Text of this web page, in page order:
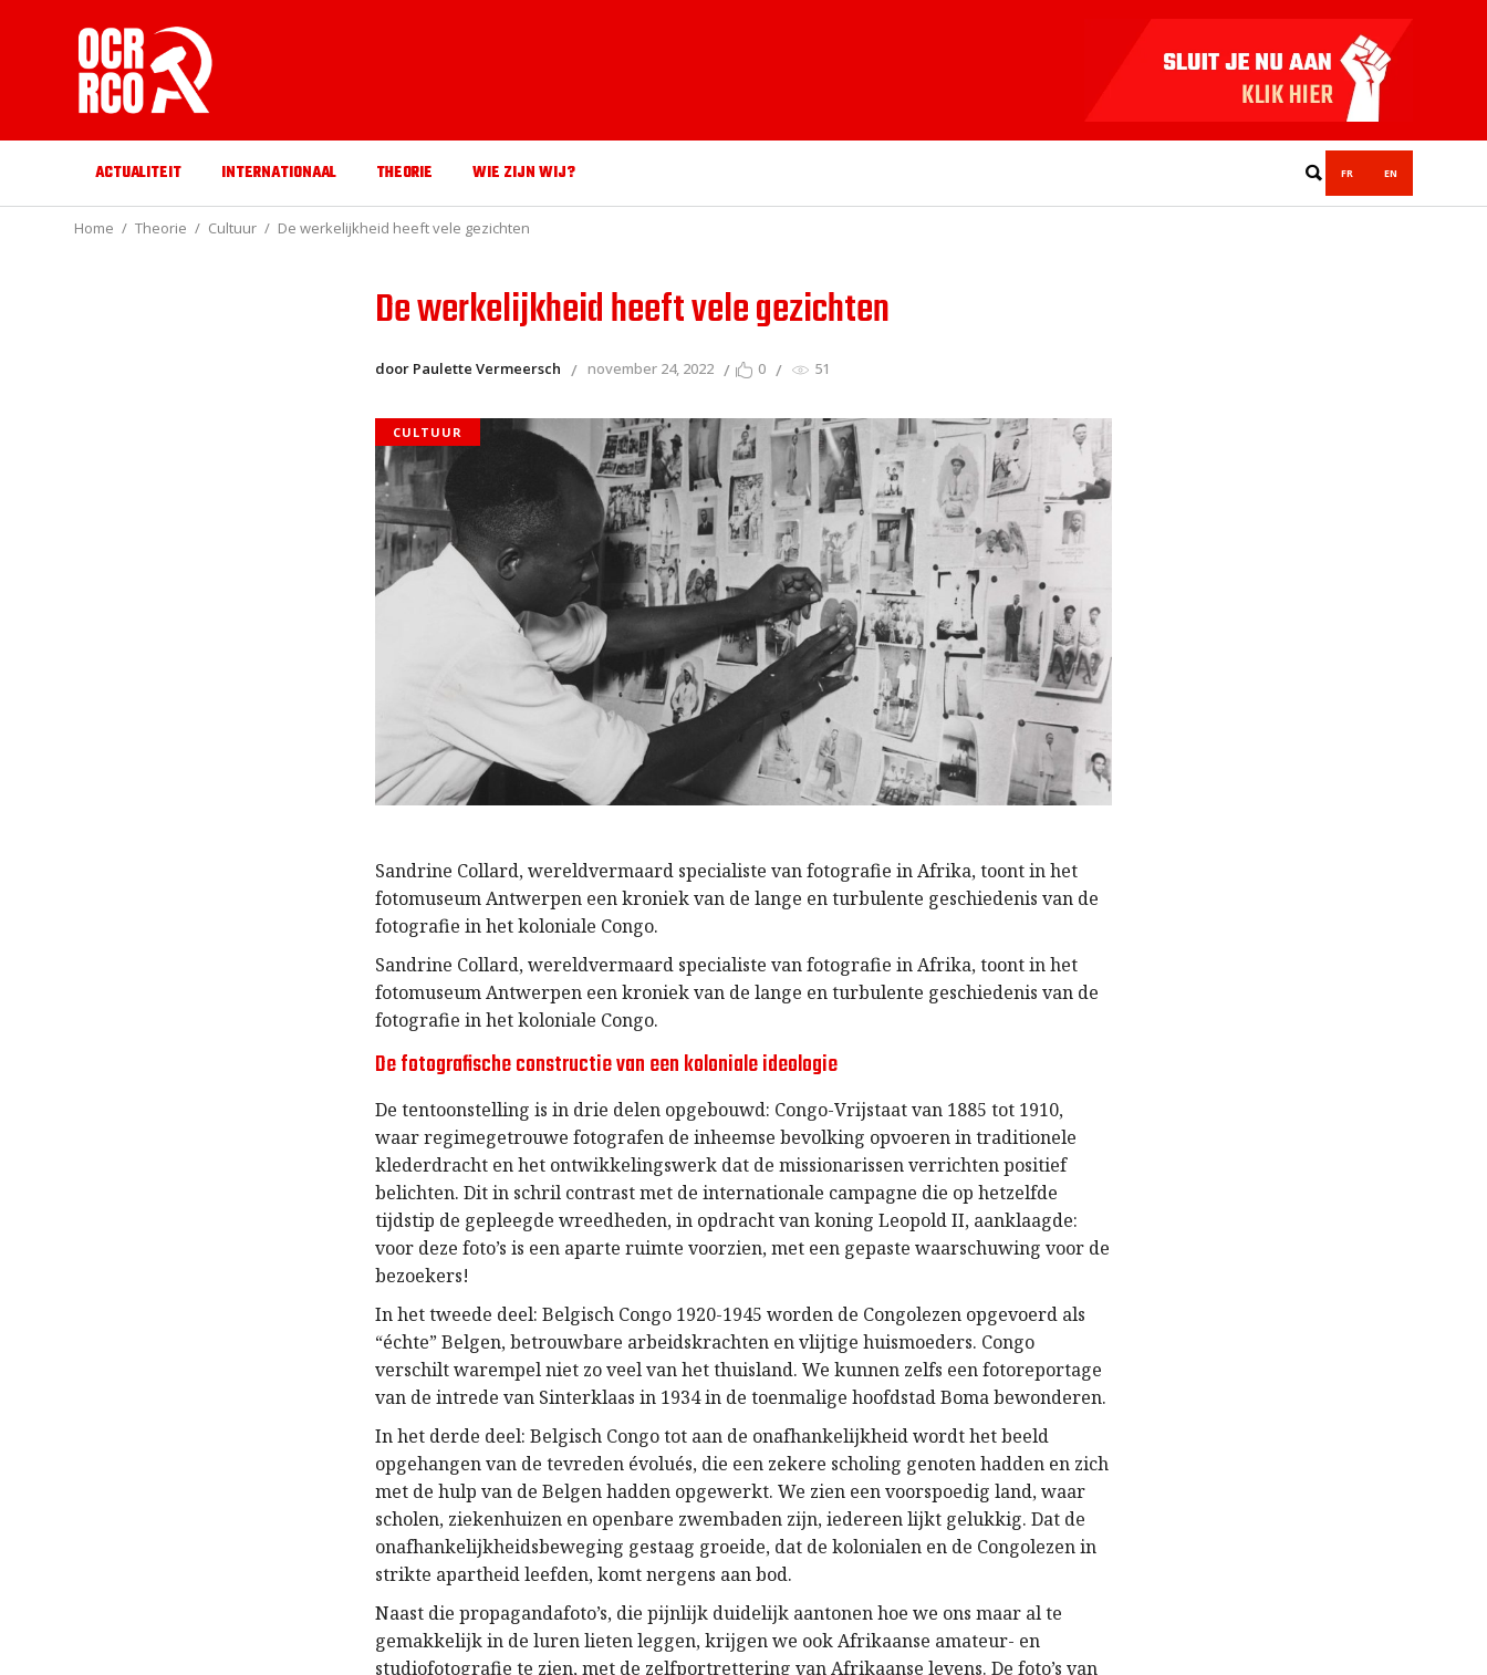
ACTUALITEIT INTERNATIONAAL THEORIE WIE ZIJN WIJ? FR EN
Home Theorie Cultuur De werkelijkheid heeft vele gezichten
De werkelijkheid heeft vele gezichten
door Paulette Vermeersch november 24, 2022 0 51
CULTUUR
Sandrine Collard, wereldvermaard specialiste van fotografie in Afrika, toont in het
fotomuseum Antwerpen een kroniek van de lange en turbulente geschiedenis van de
fotografie in het koloniale Congo.
Sandrine Collard, wereldvermaard specialiste van fotografie in Afrika, toont in het
fotomuseum Antwerpen een kroniek van de lange en turbulente geschiedenis van de
fotografie in het koloniale Congo.
De fotografische constructie van een koloniale ideologie
De tentoonstelling is in drie delen opgebouwd: Congo-Vrijstaat van 1885 tot 1910,
waar regimegetrouwe fotografen de inheemse bevolking opvoeren in traditionele
klederdracht en het ontwikkelingswerk dat de missionarissen verrichten positief
belichten. Dit in schril contrast met de internationale campagne die op hetzelfde
tijdstip de gepleegde wreedheden, in opdracht van koning Leopold II, aanklaagde:
voor deze foto’s is een aparte ruimte voorzien, met een gepaste waarschuwing voor de
bezoekers!
In het tweede deel: Belgisch Congo 1920-1945 worden de Congolezen opgevoerd als
“échte” Belgen, betrouwbare arbeidskrachten en vlijtige huismoeders. Congo
verschilt warempel niet zo veel van het thuisland. We kunnen zelfs een fotoreportage
van de intrede van Sinterklaas in 1934 in de toenmalige hoofdstad Boma bewonderen.
In het derde deel: Belgisch Congo tot aan de onafhankelijkheid wordt het beeld
opgehangen van de tevreden évolués, die een zekere scholing genoten hadden en zich
met de hulp van de Belgen hadden opgewerkt. We zien een voorspoedig land, waar
scholen, ziekenhuizen en openbare zwembaden zijn, iedereen lijkt gelukkig. Dat de
onafhankelijkheidsbeweging gestaag groeide, dat de kolonialen en de Congolezen in
strikte apartheid leefden, komt nergens aan bod.
Naast die propagandafoto’s, die pijnlijk duidelijk aantonen hoe we ons maar al te
gemakkelijk in de luren lieten leggen, krijgen we ook Afrikaanse amateur- en
studiofotografie te zien, met de zelfportrettering van Afrikaanse levens. De foto’s van